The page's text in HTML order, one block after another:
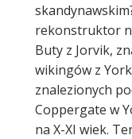
rekonstruktor
Buty z Jorvik,
wikingów z
znalezionych
Coppergate w
na X-XI wiek.